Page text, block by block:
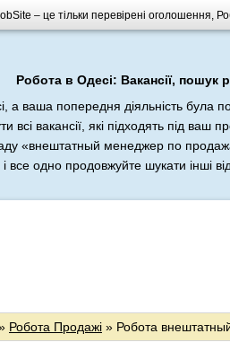
– це тільки перевірені оголошення,
Робота в Одесі: Вакансії, пошук
а ваша попередня діяльність була
всі вакансії, які підходять під ваш
«внештатный менеджер по
все одно продовжуйте шукати інші
Робота Продажі » Робота